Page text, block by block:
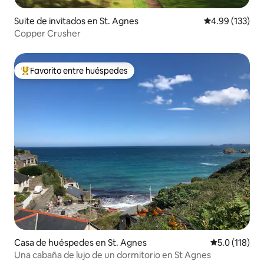
Suite de invitados en St. Agnes Calificación
4.99 (133)
Copper Crusher
Favorito entre huéspedes preferido
Favorito entre huéspedes
Casa de huéspedes en St. Agnes Calificación
5.0 (118)
Una cabaña de lujo de un dormitorio en St Agnes